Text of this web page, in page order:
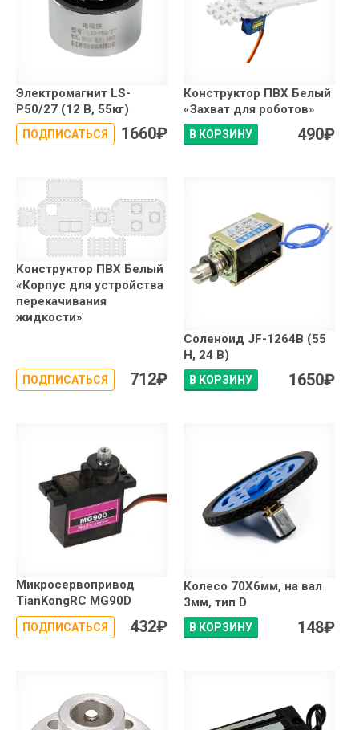
Электромагнит LS-
P50/27 (12 В, 55кг)
ПОДПИСАТЬСЯ 1660₽
Конструктор ПВХ Белый
«Захват для роботов»
В КОРЗИНУ 490₽
Конструктор ПВХ Белый
«Корпус для устройства
перекачивания
жидкости»
ПОДПИСАТЬСЯ 712₽
Соленоид JF-1264B (55
Н, 24 В)
В КОРЗИНУ 1650₽
Микросервопривод
TianKongRC MG90D
ПОДПИСАТЬСЯ 432₽
Колесо 70X6мм, на вал
3мм, тип D
В КОРЗИНУ 148₽